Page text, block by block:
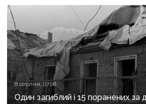
та Слов’янську
8 серпня, 07:08
Один загиблий і 15 поранених за